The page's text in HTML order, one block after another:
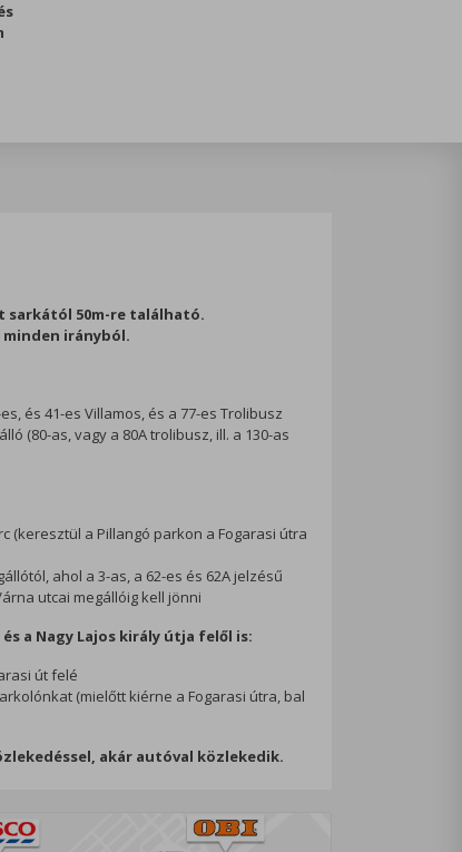
sarkától 50m-re található.
irányból.
és 41-es Villamos, és a 77-es Trolibusz
(80-as, vagy a 80A trolibusz, ill. a 130-as
(keresztül a Pillangó parkon a Fogarasi útra
ahol a 3-as, a 62-es és 62A jelzésű
utcai megállóig kell jönni
a Nagy Lajos király útja felől is:
út felé
(mielőtt kiérne a Fogarasi útra, bal
akár autóval közlekedik.